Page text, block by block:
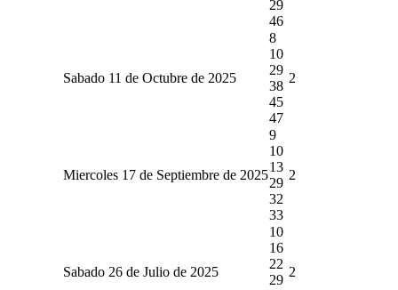
29
46
Sabado 11 de Octubre de 2025
8
10
29
38
45
47
2
Miercoles 17 de Septiembre de 2025
9
10
13
29
32
33
2
Sabado 26 de Julio de 2025
10
16
22
29
2